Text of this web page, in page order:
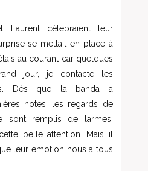
Laurent célébraient leur
se mettait en place à
au courant car quelques
jour, je contacte les
Dès que la banda a
notes, les regards de
sont remplis de larmes.
belle attention. Mais il
leur émotion nous a tous